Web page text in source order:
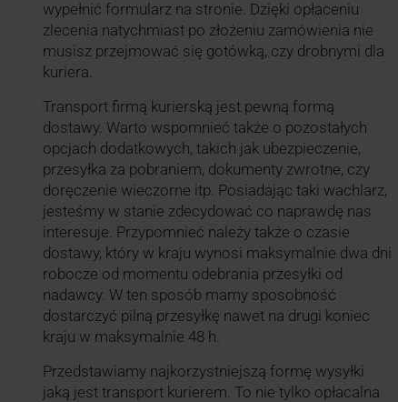
wypełnić formularz na stronie. Dzięki opłaceniu
zlecenia natychmiast po złożeniu zamówienia nie
musisz przejmować się gotówką, czy drobnymi dla
kuriera.
Transport firmą kurierską jest pewną formą
dostawy. Warto wspomnieć także o pozostałych
opcjach dodatkowych, takich jak ubezpieczenie,
przesyłka za pobraniem, dokumenty zwrotne, czy
doręczenie wieczorne itp. Posiadając taki wachlarz,
jesteśmy w stanie zdecydować co naprawdę nas
interesuje. Przypomnieć należy także o czasie
dostawy, który w kraju wynosi maksymalnie dwa dni
robocze od momentu odebrania przesyłki od
nadawcy. W ten sposób mamy sposobność
dostarczyć pilną przesyłkę nawet na drugi koniec
kraju w maksymalnie 48 h.
Przedstawiamy najkorzystniejszą formę wysyłki
jaką jest transport kurierem. To nie tylko opłacalna